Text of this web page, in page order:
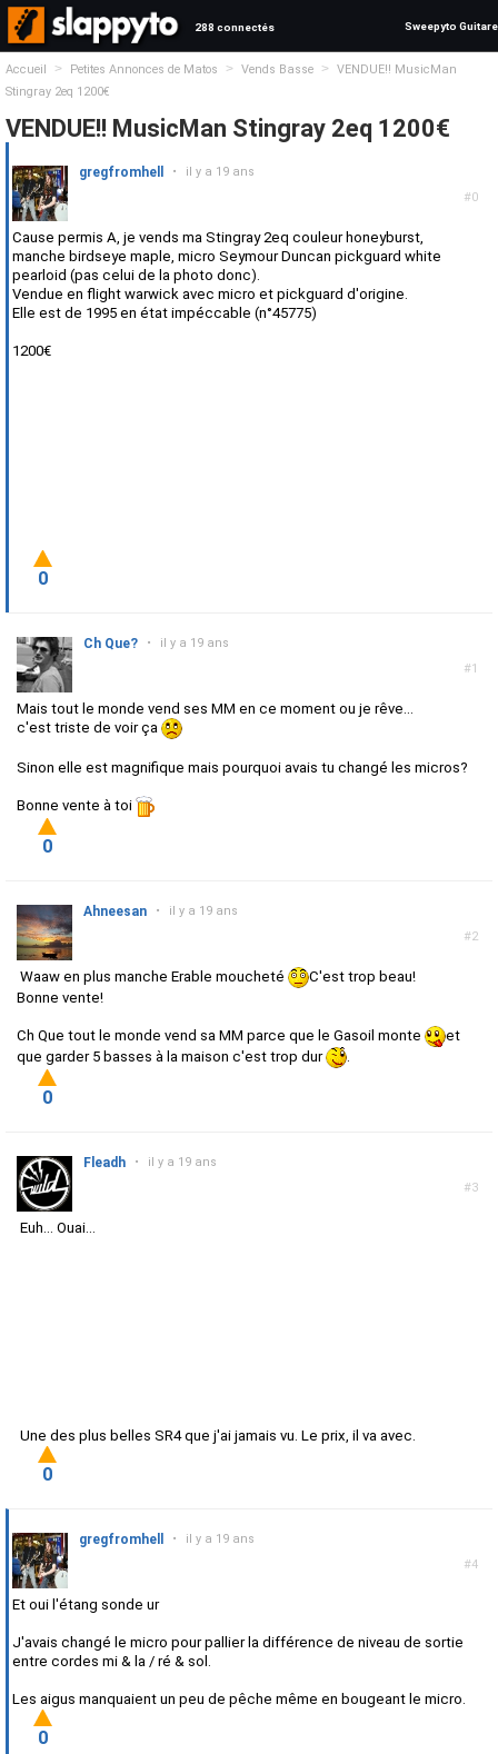
288 connectés Sweepyto Guitare
Accueil > Petites Annonces de Matos > Vends Basse >
VENDUE!! MusicMan
Stingray 2eq 1200€
VENDUE!! MusicMan Stingray 2eq 1200€
#0
gregfromhell • il y a 19 ans
Cause permis A, je vends ma Stingray 2eq couleur honeyburst,
manche birdseye maple, micro Seymour Duncan pickguard white
pearloid (pas celui de la photo donc).
Vendue en flight warwick avec micro et pickguard d'origine.
Elle est de 1995 en état impéccable (n°45775)
1200€
0
#1
Ch Que? • il y a 19 ans
Mais tout le monde vend ses MM en ce moment ou je rêve...
c'est triste de voir ça
Sinon elle est magnifique mais pourquoi avais tu changé les micros?
Bonne vente à toi
0
#2
Ahneesan • il y a 19 ans
Waaw en plus manche Erable moucheté
C'est trop beau!
Bonne vente!
Ch Que tout le monde vend sa MM parce que le Gasoil monte
et
que garder 5 basses à la maison c'est trop dur
.
0
#3
Fleadh • il y a 19 ans
Euh... Ouai...
Une des plus belles SR4 que j'ai jamais vu. Le prix, il va avec.
0
#4
gregfromhell • il y a 19 ans
Et oui l'étang sonde ur
J'avais changé le micro pour pallier la différence de niveau de sortie
entre cordes mi & la / ré & sol.
Les aigus manquaient un peu de pêche même en bougeant le micro.
0